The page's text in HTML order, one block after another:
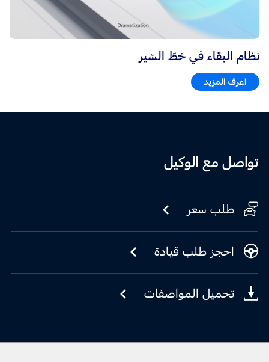
نظام البقاء في خطّ السّير
اعرف المزيد
تواصل مع الوكيل
طلب سعر
احجز طلب قيادة
تحميل المواصفات